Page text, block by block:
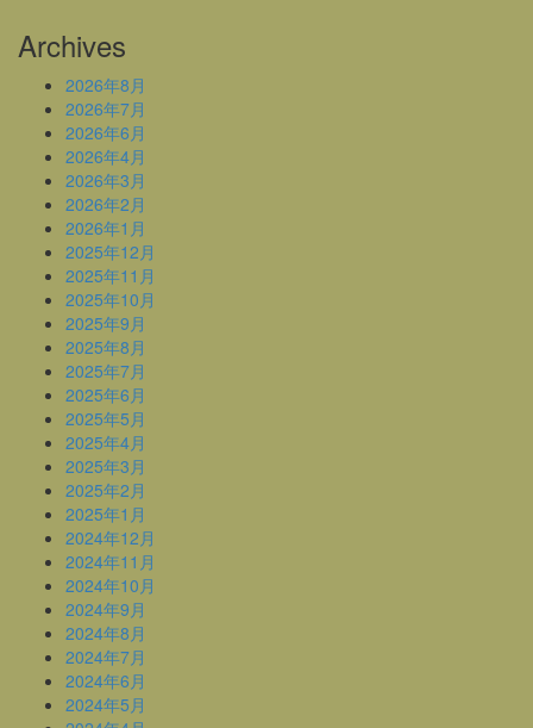
Archives
2026年8月
2026年7月
2026年6月
2026年4月
2026年3月
2026年2月
2026年1月
2025年12月
2025年11月
2025年10月
2025年9月
2025年8月
2025年7月
2025年6月
2025年5月
2025年4月
2025年3月
2025年2月
2025年1月
2024年12月
2024年11月
2024年10月
2024年9月
2024年8月
2024年7月
2024年6月
2024年5月